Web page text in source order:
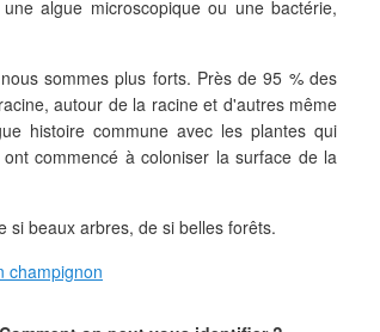
algue microscopique ou une bactérie,
sommes plus forts. Près de 95 % des
autour de la racine et d'autres même
histoire commune avec les plantes qui
commencé à coloniser la surface de la
si beaux arbres, de si belles forêts.